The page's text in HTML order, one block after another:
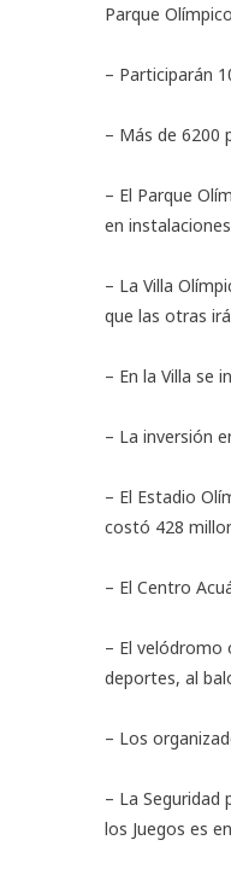
Parque
– Participarán
– Más de 6200
– El Parque
en
– La Villa
que las otras
– En la Villa se
– La inversión
– El Estadio
costó 428
– El Centro
– El velódromo
deportes, al
– Los
– La Seguridad
los Juegos es